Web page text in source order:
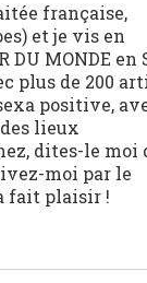
française,
et je vis en
DU MONDE en
plus de 200
positive,
lieux
dites-le moi
moi par le
fait plaisir !